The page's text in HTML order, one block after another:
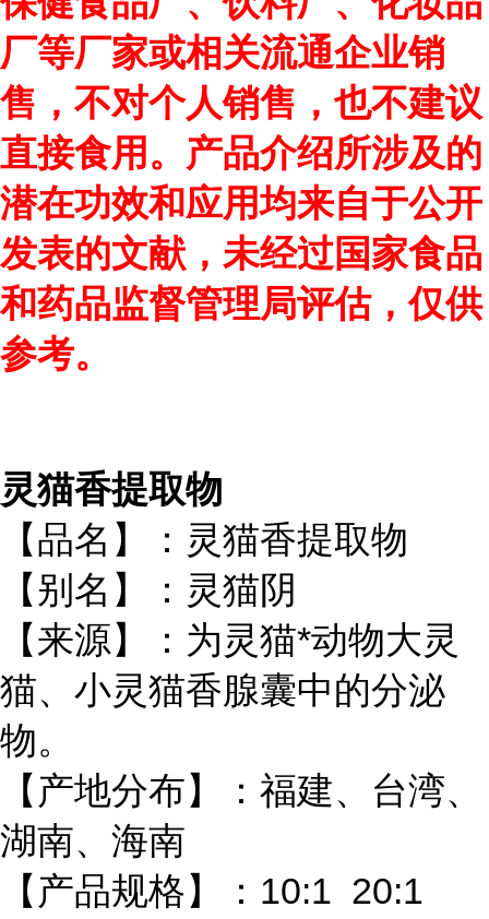
厂等厂家或相关流通企业销
售，不对个人销售，也不建议
直接食用。产品介绍所涉及的
潜在功效和应用均来自于公开
发表的文献，未经过国家食品
和药品监督管理局评估，仅供
参考。
灵猫香提取物
【品名】：灵猫香提取物
【别名】：灵猫阴
【来源】：为灵猫*动物大灵
猫、小灵猫香腺囊中的分泌
物。
【产地分布】：福建、台湾、
湖南、海南
【产品规格】：10:1 20:1